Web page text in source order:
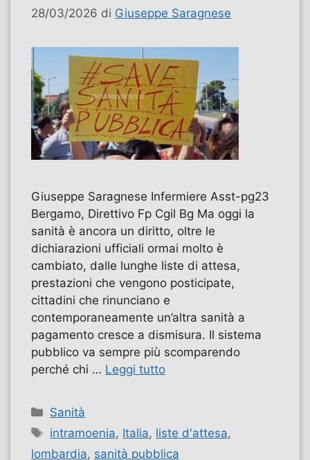
28/03/2026 di Giuseppe Saragnese
Giuseppe Saragnese Infermiere Asst-pg23
Bergamo, Direttivo Fp Cgil Bg Ma oggi la
sanità è ancora un diritto, oltre le
dichiarazioni ufficiali ormai molto è
cambiato, dalle lunghe liste di attesa,
prestazioni che vengono posticipate,
cittadini che rinunciano e
contemporaneamente un’altra sanità a
pagamento cresce a dismisura. Il sistema
pubblico va sempre più scomparendo
perché chi … Leggi tutto
Categorie
Sanità
Tag
intramoenia, Italia, liste d'attesa,
lombardia, sanità pubblica